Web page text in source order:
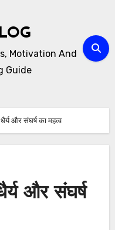
Motivation And
Guide
और संघर्ष का महत्व
और संघर्ष